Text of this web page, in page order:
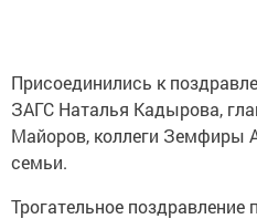
Присоединились к
ЗАГС Наталья Кадырова,
Майоров, коллеги Земфиры
семьи.
Трогательное поздравление